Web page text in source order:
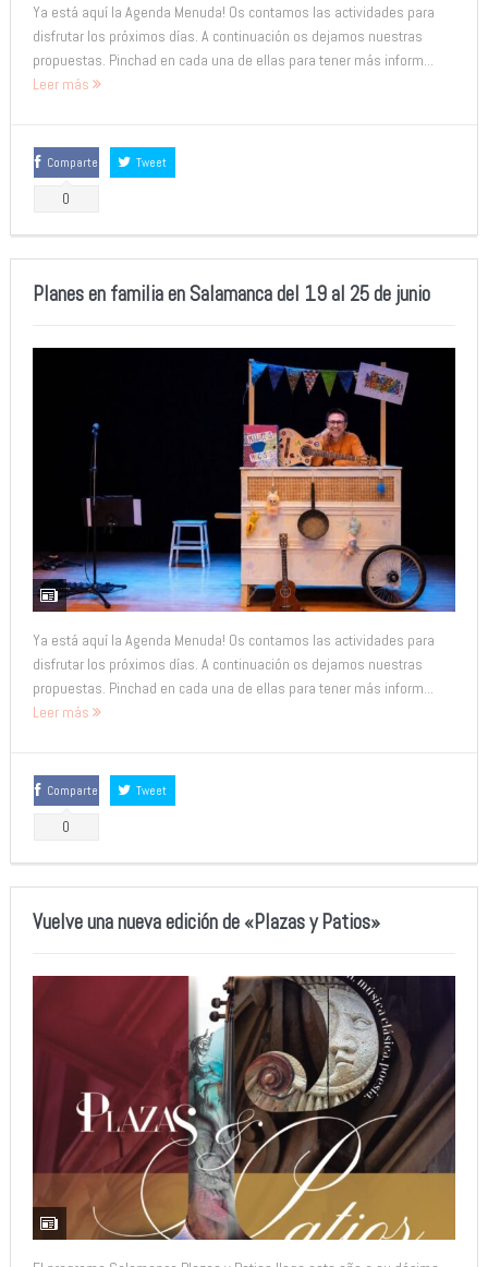
Ya está aquí la Agenda Menuda! Os contamos las actividades para
disfrutar los próximos días. A continuación os dejamos nuestras
propuestas. Pinchad en cada una de ellas para tener más inform...
Leer más
Comparte
0
Tweet
Planes en familia en Salamanca del 19 al 25 de junio
Ya está aquí la Agenda Menuda! Os contamos las actividades para
disfrutar los próximos días. A continuación os dejamos nuestras
propuestas. Pinchad en cada una de ellas para tener más inform...
Leer más
Comparte
0
Tweet
Vuelve una nueva edición de «Plazas y Patios»